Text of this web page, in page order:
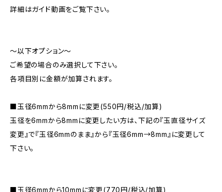
詳細はガイド動画をご覧下さい。
〜以下オプション〜
ご希望の場合のみ選択して下さい。
各項目別に金額が加算されます。
■玉径6mmから8mmに変更(550円/税込/加算)
玉径を6mmから8mmに変更したい方は、下記の『玉直径サイズ
変更』で『玉径6mmのまま』から『玉径6mm→8mm』に変更して
下さい。
■玉径6mmから10mmに変更(770円/税込/加算)